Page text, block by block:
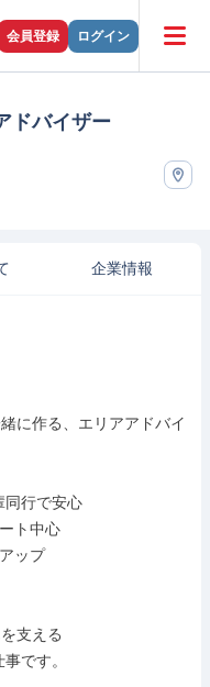
会員登録 ログイン
ドバイザー
企業情報
に作る、エリアアドバイ
同行で安心
ト中心
ップ
支える
です。